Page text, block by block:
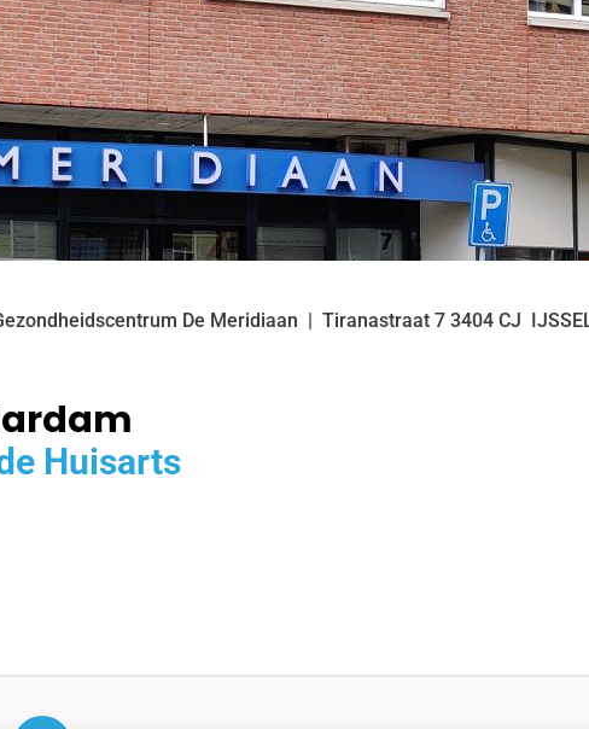
De Meridiaan Tiranastraat 7 3404 CJ
Huisarts